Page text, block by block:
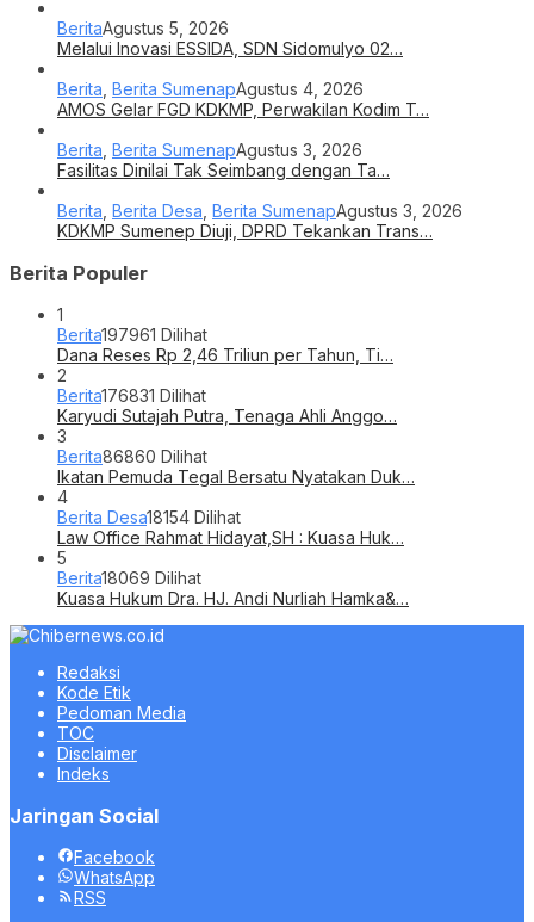
BeritaAgustus 5, 2026
Melalui Inovasi ESSIDA, SDN Sidomulyo 02…
Berita Berita SumenapAgustus 4, 2026
AMOS Gelar FGD KDKMP, Perwakilan Kodim T…
Berita Berita SumenapAgustus 3, 2026
Fasilitas Dinilai Tak Seimbang dengan Ta…
Berita Berita Desa Berita SumenapAgustus 3, 2026
KDKMP Sumenep Diuji, DPRD Tekankan Trans…
Berita Populer
1
Berita197961 Dilihat
Dana Reses Rp 2,46 Triliun per Tahun, Ti…
2
Berita176831 Dilihat
Karyudi Sutajah Putra, Tenaga Ahli Anggo…
3
Berita86860 Dilihat
Ikatan Pemuda Tegal Bersatu Nyatakan Duk…
4
Berita Desa18154 Dilihat
Law Office Rahmat Hidayat,SH : Kuasa Huk…
5
Berita18069 Dilihat
Kuasa Hukum Dra. HJ. Andi Nurliah Hamka&…
Redaksi
Kode Etik
Pedoman Media
TOC
Disclaimer
Indeks
Jaringan Social
Facebook
WhatsApp
RSS